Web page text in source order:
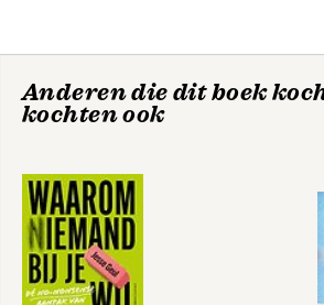
Anderen die dit boek
kochten ook